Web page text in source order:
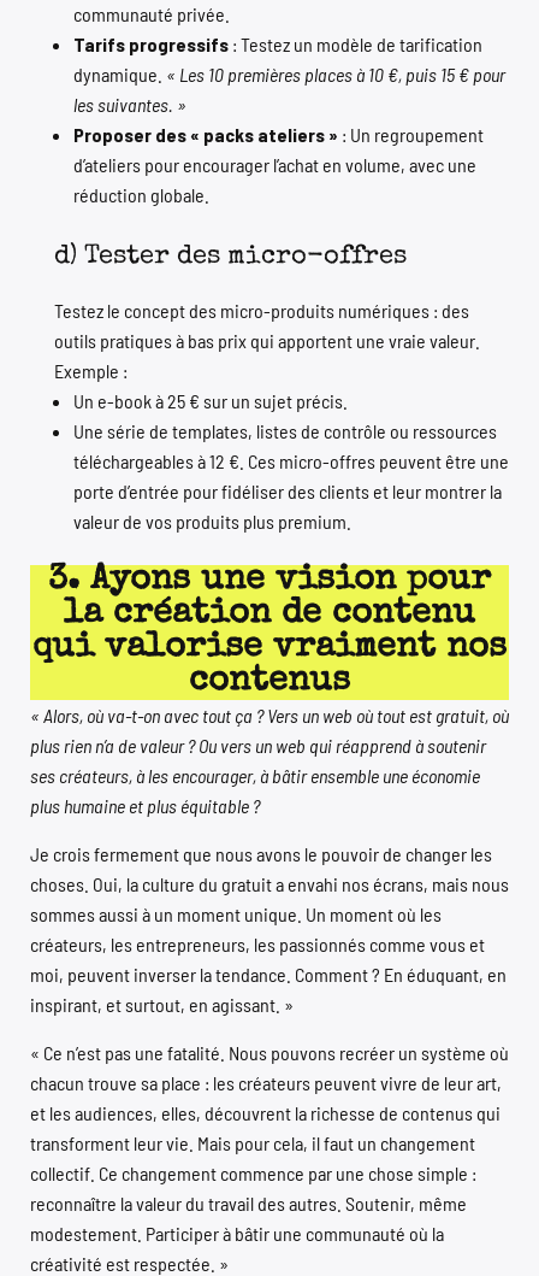
communauté privée.
Tarifs progressifs: Testez un modèle de tarification
dynamique. « Les 10 premières places à 10 €, puis 15 € pour
les suivantes. »
Proposer des « packs ateliers » : Un regroupement
d’ateliers pour encourager l’achat en volume, avec une
réduction globale.
d) Tester des micro-offres
Testez le concept des micro-produitsnumériques : des
outils pratiques à bas prix qui apportent une vraie valeur.
Exemple :
Un e-book à 25 € sur un sujet précis.
Une série de templates, listes de contrôle ou ressources
téléchargeables à 12 €. Ces micro-offres peuvent être une
porte d’entrée pour fidéliser des clients et leur montrer la
valeur de vos produits plus premium.
3. Ayons une vision pour
la création de contenu
qui valorise vraiment nos
contenus
« Alors, où va-t-on avec tout ça ? Vers un web où tout est gratuit, où
plus rien n’a de valeur ? Ou vers un web qui réapprend à soutenir
ses créateurs, à les encourager, à bâtir ensemble une économie
plus humaine et plus équitable ?
Je crois fermement que nous avons le pouvoir de changer les
choses. Oui, la culture du gratuit a envahi nos écrans, mais nous
sommes aussi à un moment unique. Un moment où les
créateurs, les entrepreneurs, les passionnés comme vous et
moi, peuvent inverser la tendance. Comment ? En éduquant, en
inspirant, et surtout, en agissant. »
« Ce n’est pas une fatalité. Nous pouvons recréer un système où
chacun trouve sa place : les créateurs peuvent vivre de leur art,
et les audiences, elles, découvrent la richesse de contenus qui
transforment leur vie. Mais pour cela, il faut un changement
collectif. Ce changement commence par une chose simple :
reconnaître la valeur du travail des autres. Soutenir, même
modestement. Participer à bâtir une communauté où la
créativité est respectée. »